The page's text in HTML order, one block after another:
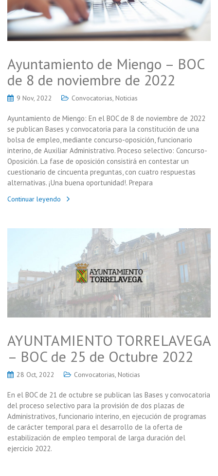
Ayuntamiento de Miengo – BOC
de 8 de noviembre de 2022
9 Nov, 2022 Convocatorias, Noticias
Ayuntamiento de Miengo: En el BOC de 8 de noviembre de 2022
se publican Bases y convocatoria para la constitución de una
bolsa de empleo, mediante concurso-oposición, funcionario
interino, de Auxiliar Administrativo. Proceso selectivo: Concurso-
Oposición. La fase de oposición consistirá en contestar un
cuestionario de cincuenta preguntas, con cuatro respuestas
alternativas. ¡Una buena oportunidad!. Prepara
Continuar leyendo
AYUNTAMIENTO TORRELAVEGA
– BOC de 25 de Octubre 2022
28 Oct, 2022 Convocatorias, Noticias
En el BOC de 21 de octubre se publican las Bases y convocatoria
del proceso selectivo para la provisión de dos plazas de
Administrativos, funcionario interino, en ejecución de programas
de carácter temporal para el desarrollo de la oferta de
estabilización de empleo temporal de larga duración del
ejercicio 2022.